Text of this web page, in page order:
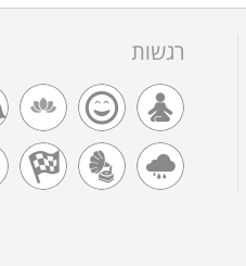
רגשות